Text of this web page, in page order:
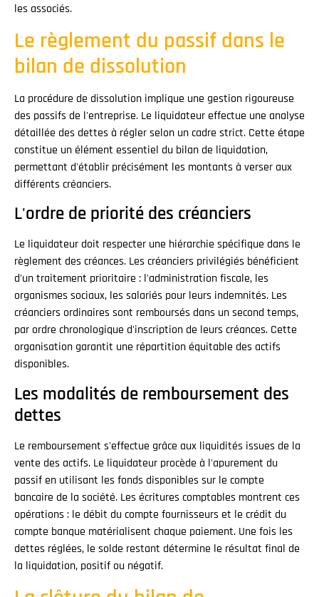
les associés.
Le règlement du passif dans le
bilan de dissolution
La procédure de dissolution implique une gestion rigoureuse
des passifs de l'entreprise. Le liquidateur effectue une analyse
détaillée des dettes à régler selon un cadre strict. Cette étape
constitue un élément essentiel du bilan de liquidation,
permettant d'établir précisément les montants à verser aux
différents créanciers.
L'ordre de priorité des créanciers
Le liquidateur doit respecter une hiérarchie spécifique dans le
règlement des créances. Les créanciers privilégiés bénéficient
d'un traitement prioritaire : l'administration fiscale, les
organismes sociaux, les salariés pour leurs indemnités. Les
créanciers ordinaires sont remboursés dans un second temps,
par ordre chronologique d'inscription de leurs créances. Cette
organisation garantit une répartition équitable des actifs
disponibles.
Les modalités de remboursement des
dettes
Le remboursement s'effectue grâce aux liquidités issues de la
vente des actifs. Le liquidateur procède à l'apurement du
passif en utilisant les fonds disponibles sur le compte
bancaire de la société. Les écritures comptables montrent ces
opérations : le débit du compte fournisseurs et le crédit du
compte banque matérialisent chaque paiement. Une fois les
dettes réglées, le solde restant détermine le résultat final de
la liquidation, positif ou négatif.